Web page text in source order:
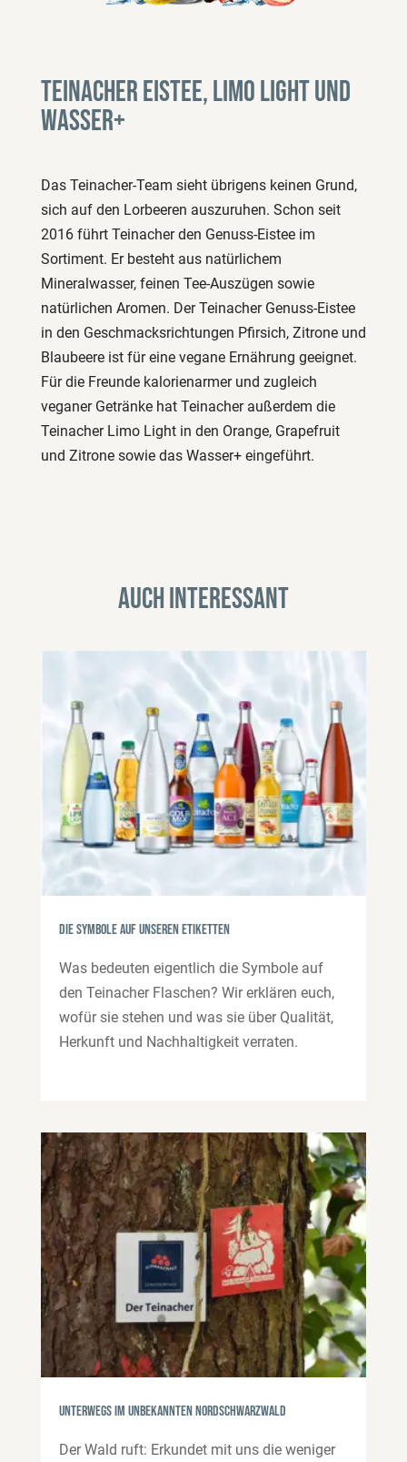
Teinacher Eistee, Limo Light und
Wasser+
Das Teinacher-Team sieht übrigens keinen Grund,
sich auf den Lorbeeren auszuruhen. Schon seit
2016 führt Teinacher den Genuss-Eistee im
Sortiment. Er besteht aus natürlichem
Mineralwasser, feinen Tee-Auszügen sowie
natürlichen Aromen. Der Teinacher Genuss-Eistee
in den Geschmacksrichtungen Pfirsich, Zitrone und
Blaubeere ist für eine vegane Ernährung geeignet.
Für die Freunde kalorienarmer und zugleich
veganer Getränke hat Teinacher außerdem die
Teinacher Limo Light in den Orange, Grapefruit
und Zitrone sowie das Wasser+ eingeführt.
Auch interessant
Die Symbole auf unseren Etiketten
Was bedeuten eigentlich die Symbole auf
den Teinacher Flaschen? Wir erklären euch,
wofür sie stehen und was sie über Qualität,
Herkunft und Nachhaltigkeit verraten.
Unterwegs im unbekannten Nordschwarzwald
Der Wald ruft: Erkundet mit uns die weniger